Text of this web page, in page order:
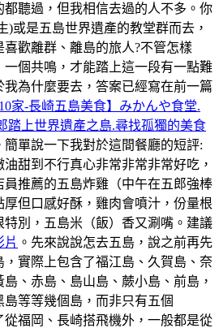
都聽過，但我相信去過的人不多。你
)或是五島世界遺產的教堂群而去，
歡離群、離島的旅人?不管怎樣
個共鳴，才能踏上這一段有一點難
為什麼要去，答案已經寫在前一篇
家-長崎五島美食】みかんや食堂.
踏上世界遺產之島.尋找孤獨的美食
簡單說一下我對於這間餐廳的短評:
甜到不行真心非常非常非常好吃，
推薦的五島炸雞（中午在五郎強棒
但口感好酥，雞肉會噴汁，份量根
別，五島米（飯）香又涮嘴。建議
片 。先來說說怎去五島，說之前再先
實際上包含了福江島、久賀島、奈
、赤島、島山島、蕨小島、前島，
等等幾個島，而非只有五個
從福岡、長崎搭飛機外，一般都是從